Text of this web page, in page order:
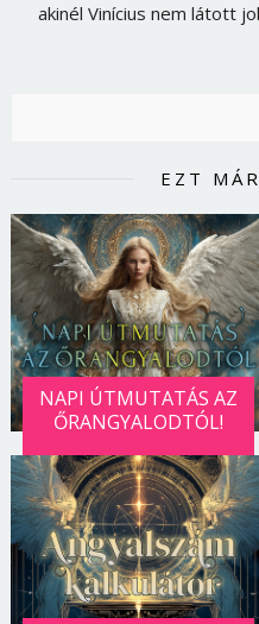
akinél Vinícius nem látott
EZT
NAPI ÚTMUTATÁS AZ
ŐRANGYALODTÓL!